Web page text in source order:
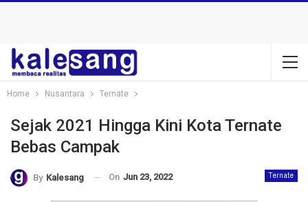
Home Nusantara Ternate
Sejak 2021 Hingga Kini Kota Ternate
Bebas Campak
Ternate
By Kalesang On Jun 23, 2022